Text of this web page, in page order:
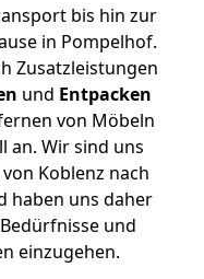
bis hin zur
in Pompelhof.
Zusatzleistungen
und Entpacken
von Möbeln
an. Wir sind uns
Koblenz nach
haben uns daher
und
einzugehen.